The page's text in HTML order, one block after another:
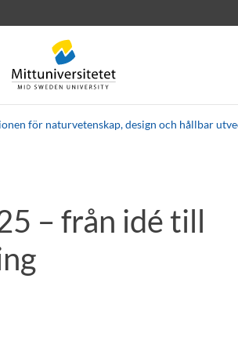
för naturvetenskap, design och hållbar
jobb
– från idé till